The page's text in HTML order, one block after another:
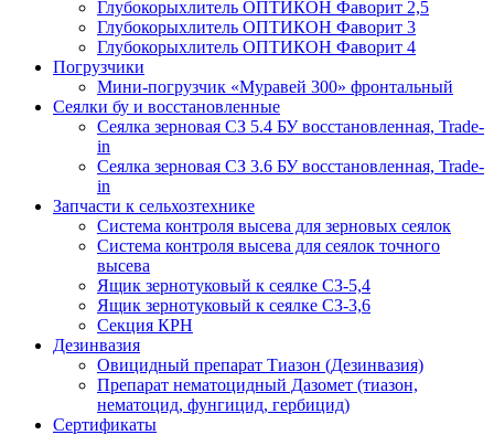
Глубокорыхлитель ОПТИКОН Фаворит 2,5
Глубокорыхлитель ОПТИКОН Фаворит 3
Глубокорыхлитель ОПТИКОН Фаворит 4
Погрузчики
Мини-погрузчик «Муравей 300» фронтальный
Сеялки бу и восстановленные
Сеялка зерновая СЗ 5.4 БУ восстановленная, Trade-
in
Сеялка зерновая СЗ 3.6 БУ восстановленная, Trade-
in
Запчасти к сельхозтехнике
Система контроля высева для зерновых сеялок
Система контроля высева для сеялок точного
высева
Ящик зернотуковый к сеялке СЗ-5,4
Ящик зернотуковый к сеялке СЗ-3,6
Секция КРН
Дезинвазия
Овицидный препарат Тиазон (Дезинвазия)
Препарат нематоцидный Дазомет (тиазон,
нематоцид, фунгицид, гербицид)
Сертификаты